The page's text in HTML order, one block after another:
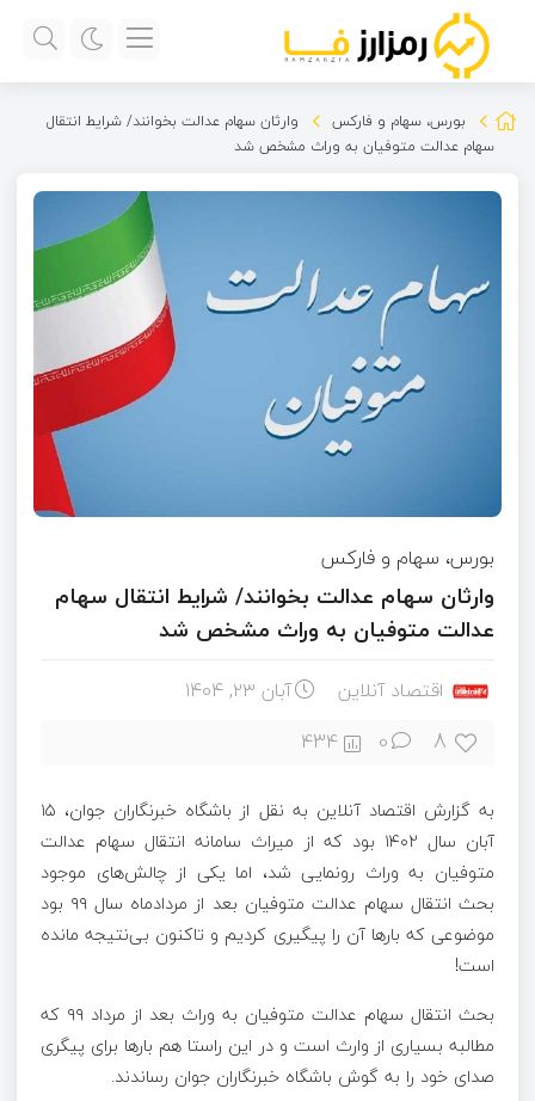
بورس، سهام و فارکس
وارثان سهام عدالت بخوانند/ شرایط انتقال
سهام عدالت متوفیان به وراث مشخص شد
بورس، سهام و فارکس
وارثان سهام عدالت بخوانند/ شرایط انتقال سهام
عدالت متوفیان به وراث مشخص شد
اقتصاد آنلاین آبان ۲۳, ۱۴۰۴
8
0
434
به گزارش اقتصاد آنلاین به نقل از باشگاه خبرنگاران جوان، ۱۵
آبان سال ۱۴۰۲ بود که از میراث سامانه انتقال سهام عدالت
متوفیان به وراث رونمایی شد، اما یکی از چالش‌های موجود
بحث انتقال سهام عدالت متوفیان بعد از مردادماه سال ۹۹ بود
موضوعی که بار‌ها آن را پیگیری کردیم و تاکنون بی‌نتیجه مانده
است!
بحث انتقال سهام عدالت متوفیان به وراث بعد از مرداد ۹۹ که
مطالبه بسیاری از وارث است و در این راستا هم بار‌ها برای پیگری
صدای خود را به گوش باشگاه خبرنگاران جوان رساندند.